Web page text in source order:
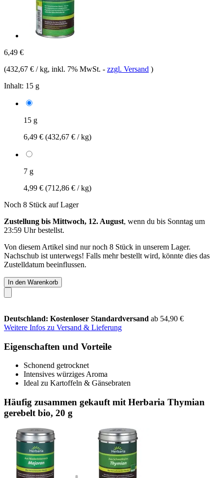
6,49 €
(432,67 € / kg, inkl. 7% MwSt. - zzgl. Versand )
Inhalt: 15 g
15 g
6,49 € (432,67 € / kg)
7 g
4,99 € (712,86 € / kg)
Noch 8 Stück auf Lager
Zustellung bis Mittwoch, 12. August, wenn du bis Sonntag um
23:59 Uhrbestellst.
Von diesem Artikel sind nur noch 8 Stück in unserem Lager.
Nachschub ist unterwegs! Falls mehr bestellt wird, könnte dies das
Zustelldatum beeinflussen.
In den Warenkorb
Deutschland: Kostenloser Standardversand ab 54,90 €
Weitere Infos zu Versand & Lieferung
Eigenschaften und Vorteile
Schonend getrocknet
Intensives würziges Aroma
Ideal zu Kartoffeln & Gänsebraten
Häufig zusammen gekauft mit Herbaria Thymian
gerebelt bio, 20 g